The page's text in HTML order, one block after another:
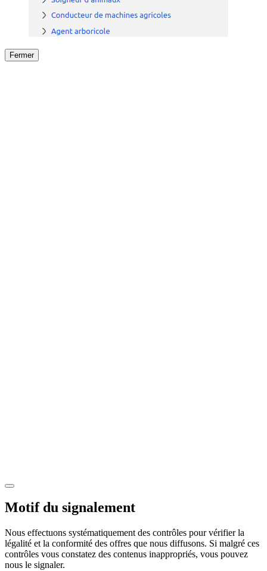
Fermer
Motif du signalement
Nous effectuons systématiquement des contrôles pour vérifier la
légalité et la conformité des offres que nous diffusons. Si malgré ces
contrôles vous constatez des contenus inappropriés, vous pouvez
nous le signaler.